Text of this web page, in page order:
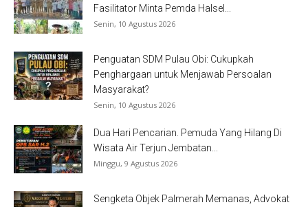
Fasilitator Minta Pemda Halsel...
Senin, 10 Agustus 2026
Penguatan SDM Pulau Obi: Cukupkah
Penghargaan untuk Menjawab Persoalan
Masyarakat?
Senin, 10 Agustus 2026
Dua Hari Pencarian. Pemuda Yang Hilang Di
Wisata Air Terjun Jembatan...
Minggu, 9 Agustus 2026
Sengketa Objek Palmerah Memanas, Advokat